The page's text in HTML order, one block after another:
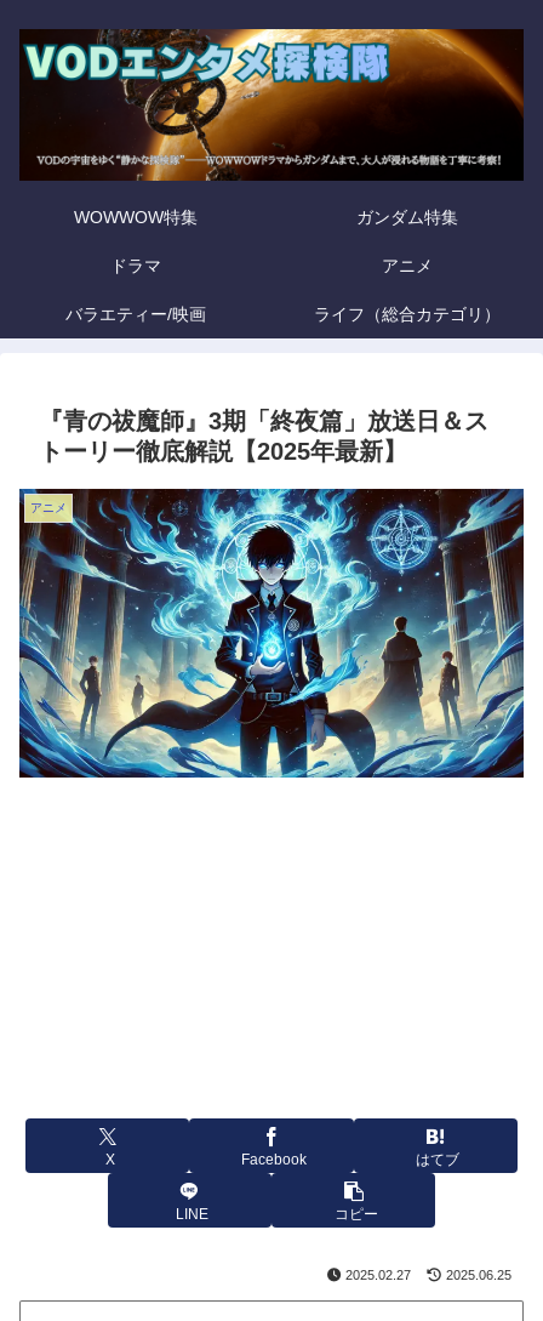
WOWWOW特集 ガンダム特集
ドラマ アニメ
バラエティー/映画 ライフ（総合カテゴリ）
『青の祓魔師』3期「終夜篇」放送日＆ス
トーリー徹底解説【2025年最新】
アニメ
X Facebook はてブ
LINE コピー
2025.02.27 2025.06.25